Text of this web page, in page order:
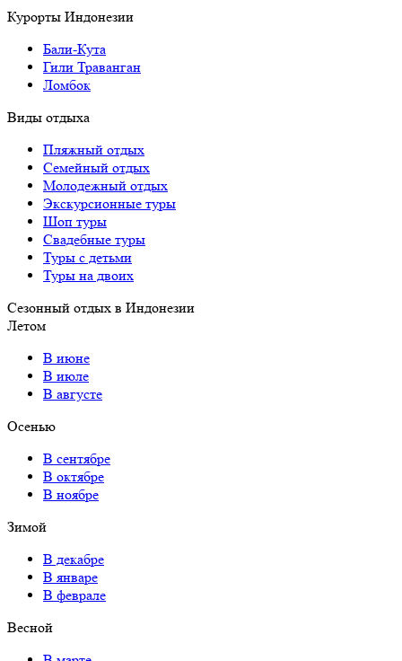
Курорты Индонезии
Бали-Кута
Гили Траванган
Ломбок
Виды отдыха
Пляжный отдых
Семейный отдых
Молодежный отдых
Экскурсионные туры
Шоп туры
Свадебные туры
Туры с детьми
Туры на двоих
Сезонный отдых в Индонезии
Летом
В июне
В июле
В августе
Осенью
В сентябре
В октябре
В ноябре
Зимой
В декабре
В январе
В феврале
Весной